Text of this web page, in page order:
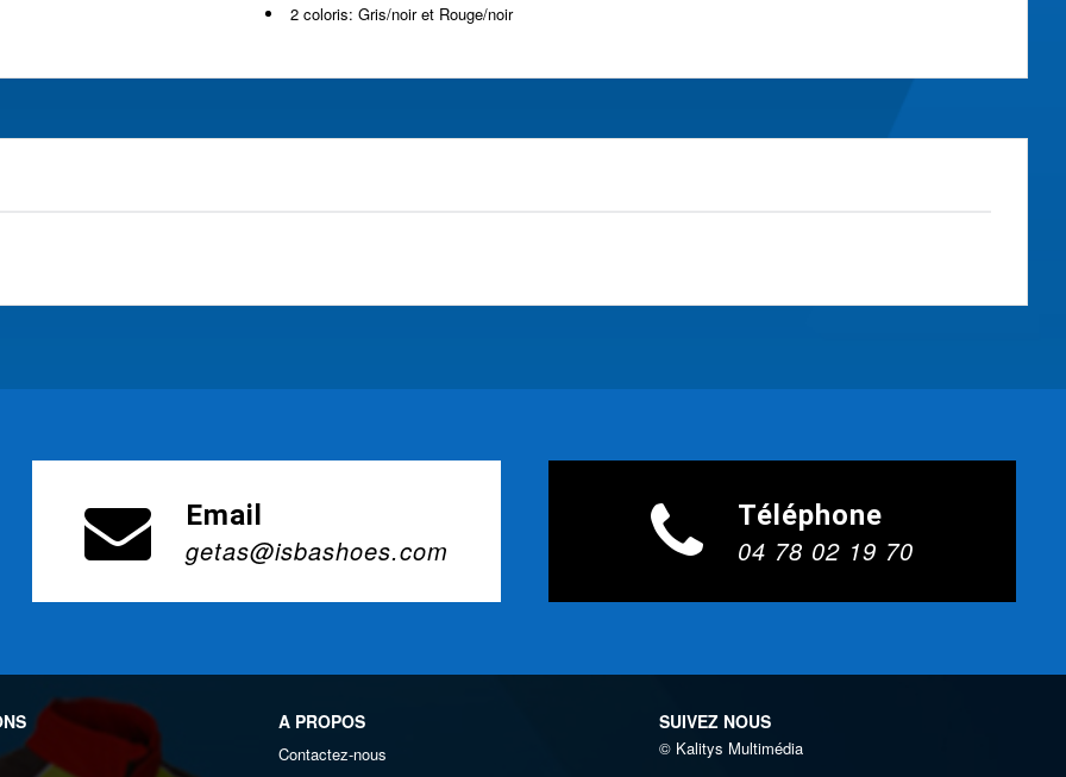
2 coloris: Gris/noir et Rouge/noir
Email
getas@isbashoes.com
Téléphone
04 78 02 19 70
A PROPOS
Contactez-nous
SUIVEZ NOUS
© Kalitys Multimédia